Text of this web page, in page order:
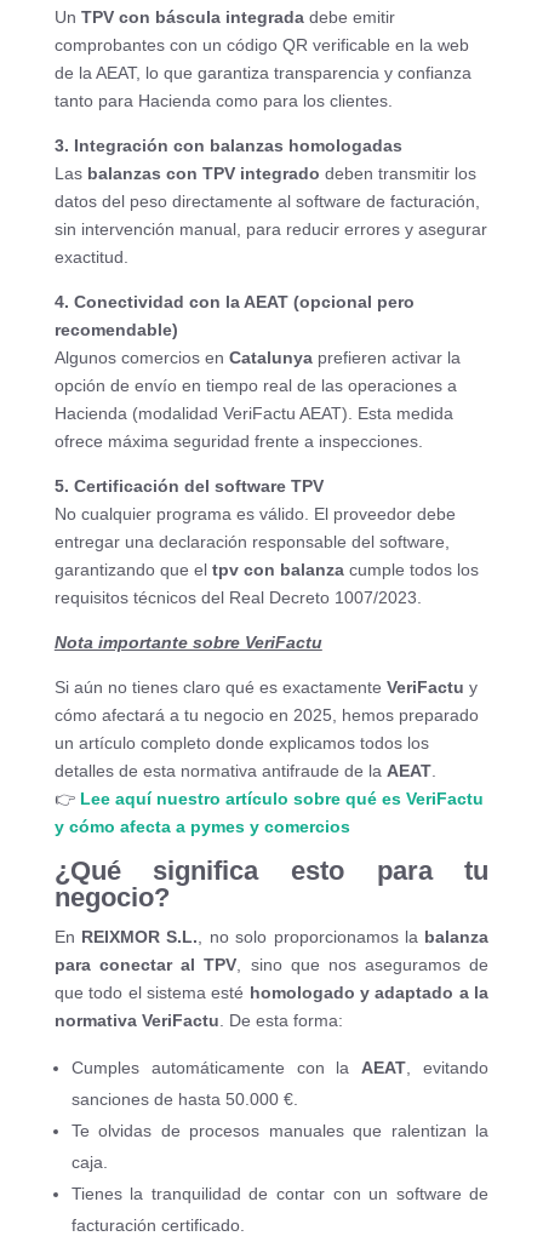
Un TPV con báscula integradadebe emitir
comprobantes con un código QR verificable en la web
de la AEAT, lo que garantiza transparencia y confianza
tanto para Hacienda como para los clientes.
3. Integración con balanzas homologadas
Las balanzas con TPV integrado deben transmitir los
datos del peso directamente al software de facturación,
sin intervención manual, para reducir errores y asegurar
exactitud.
4. Conectividad con la AEAT (opcional pero
recomendable)
Algunos comercios en Catalunyaprefieren activar la
opción de envío en tiempo real de las operaciones a
Hacienda (modalidad VeriFactu AEAT). Esta medida
ofrece máxima seguridad frente a inspecciones.
5. Certificación del software TPV
No cualquier programa es válido. El proveedor debe
entregar una declaración responsable del software,
garantizando que el tpv con balanzacumple todos los
requisitos técnicos del Real Decreto 1007/2023.
Nota importante sobre VeriFactu
Si aún no tienes claro qué es exactamente VeriFactu y
cómo afectará a tu negocio en 2025, hemos preparado
un artículo completo donde explicamos todos los
detalles de esta normativa antifraude de la AEAT.
👉Lee aquí nuestro artículo sobre qué es VeriFactu
y cómo afecta a pymes y comercios
¿Qué significa esto para tu
negocio?
En REIXMOR S.L. , no solo proporcionamos la balanza
para conectar al TPV , sino que nos aseguramos de
que todo el sistema esté homologado y adaptado a la
normativa VeriFactu . De esta forma:
Cumples automáticamente con la AEAT , evitando
sanciones de hasta 50.000 €.
Te olvidas de procesos manuales que ralentizan la
caja.
Tienes la tranquilidad de contar con un software de
facturación certificado.